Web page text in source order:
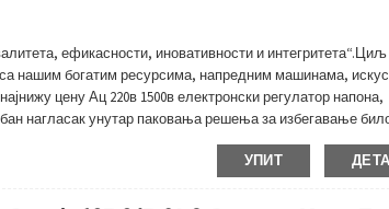
ефикасности, иновативности и интегритета“.Циљ
нашим богатим ресурсима, напредним машинама,
цену Ац 220в 1500в електронски регулатор напона,
нагласак унутар паковања решења за избегавање
пажња ка корисним повратним информацијама и
УПИТ